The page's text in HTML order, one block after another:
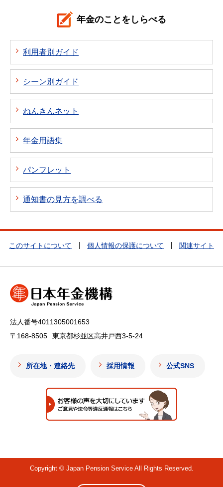
年金のことをしらべる
利用者別ガイド
シーン別ガイド
ねんきんネット
年金用語集
パンフレット
通知書の見方を調べる
このサイトについて 個人情報の保護について 関連サイト
法人番号4011305001653
〒168-8505
東京都杉並区高井戸西3-5-24
所在地・連絡先 採用情報 公式SNS
Copyright © Japan Pension Service All Rights Reserved.